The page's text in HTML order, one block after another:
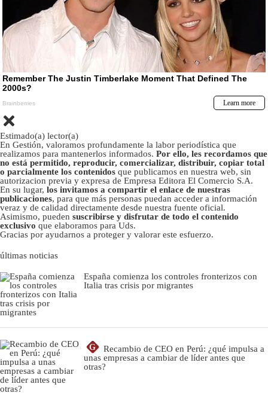
Estimado(a) lector(a)
En Gestión, valoramos profundamente la labor periodística que
realizamos para mantenerlos informados. Por ello, les recordamos que
no está permitido, reproducir, comercializar, distribuir, copiar total
o parcialmente los contenidos que publicamos en nuestra web, sin
autorizacion previa y expresa de Empresa Editora El Comercio S.A.
En su lugar, los invitamos a compartir el enlace de nuestras
publicaciones, para que más personas puedan acceder a información
veraz y de calidad directamente desde nuestra fuente oficial.
Asimismo, pueden suscribirse y disfrutar de todo el contenido
exclusivo que elaboramos para Uds.
Gracias por ayudarnos a proteger y valorar este esfuerzo.
últimas noticias
España comienza los controles fronterizos con
Italia tras crisis por migrantes
G
Recambio de CEO en Perú: ¿qué impulsa a
unas empresas a cambiar de líder antes que
otras?